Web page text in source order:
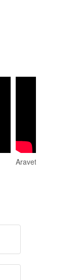
Aravete krossirada